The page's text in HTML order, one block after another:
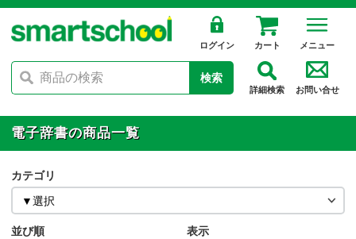
ログイン カート メニュー
検索
詳細検索 お問い合せ
電子辞書の商品一覧
カテゴリ
並び順 表示